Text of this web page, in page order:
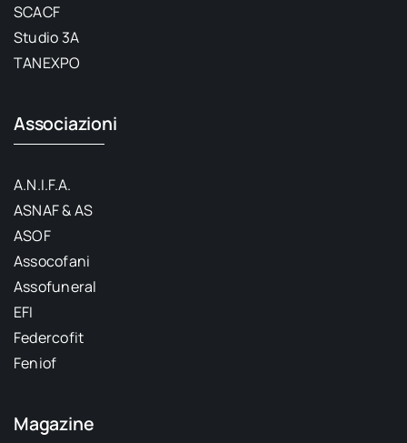
SCACF
Studio 3A
TANEXPO
Associazioni
A.N.I.F.A.
ASNAF & AS
ASOF
Assocofani
Assofuneral
EFI
Federcofit
Feniof
Magazine